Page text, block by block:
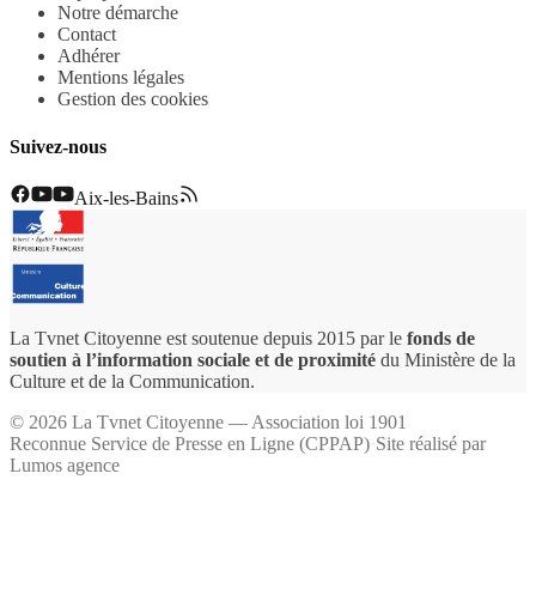
Notre démarche
Contact
Adhérer
Mentions légales
Gestion des cookies
Suivez-nous
Aix-les-Bains
La Tvnet Citoyenne est soutenue depuis 2015 par le fonds de
soutien à l’information sociale et de proximité du Ministère de la
Culture et de la Communication.
© 2026 La Tvnet Citoyenne — Association loi 1901
Reconnue Service de Presse en Ligne (CPPAP)·Site réalisé par
Lumos agence